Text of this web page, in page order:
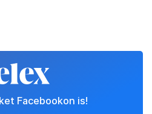
Facebookon is!